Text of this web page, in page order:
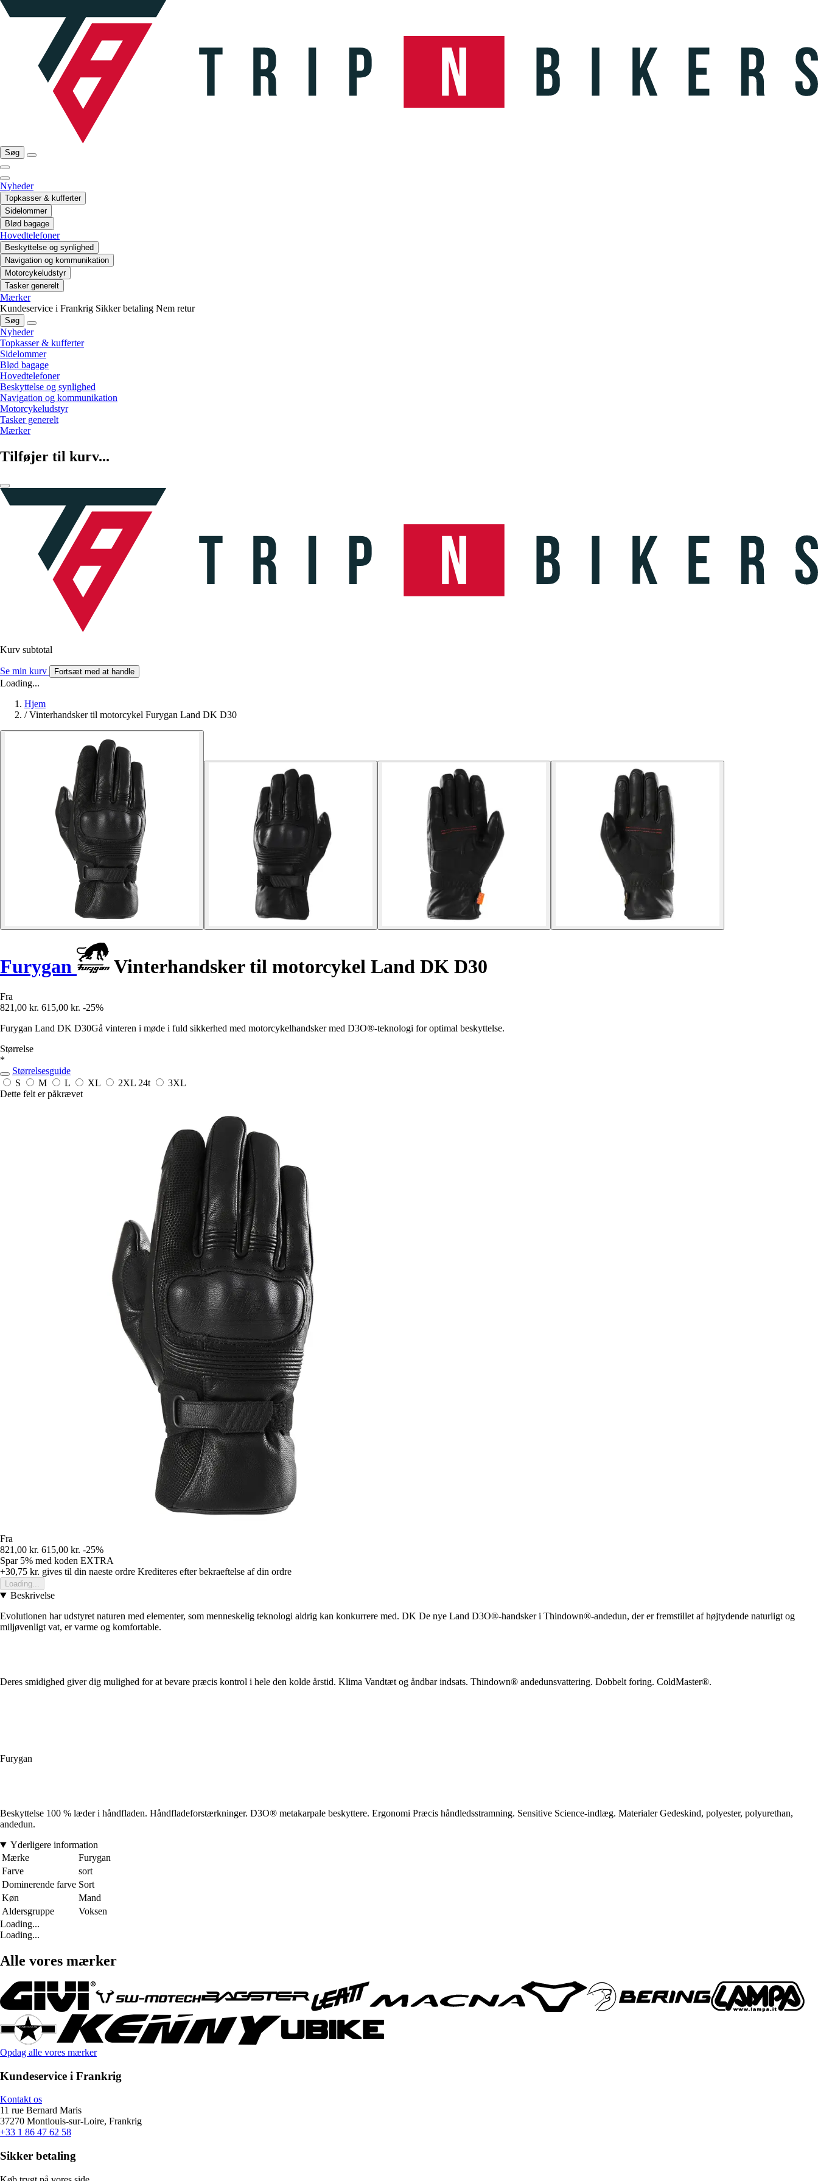
Søg
Nyheder
Topkasser & kufferter
Sidelommer
Blød bagage
Hovedtelefoner
Beskyttelse og synlighed
Navigation og kommunikation
Motorcykeludstyr
Tasker generelt
Mærker
Kundeservice i Frankrig Sikker betaling Nem retur
Søg
Nyheder
Topkasser & kufferter
Sidelommer
Blød bagage
Hovedtelefoner
Beskyttelse og synlighed
Navigation og kommunikation
Motorcykeludstyr
Tasker generelt
Mærker
Tilføjer til kurv...
Kurv subtotal
Se min kurv Fortsæt med at handle
Loading...
Hjem
/ Vinterhandsker til motorcykel Furygan Land DK D30
Furygan Vinterhandsker til motorcykel Land DK D30
Fra
821,00 kr. 615,00 kr. -25%
Furygan Land DK D30Gå vinteren i møde i fuld sikkerhed med motorcykelhandsker med D3O®-teknologi for optimal beskyttelse.
Størrelse
*
Størrelsesguide
S
M L XL 2XL 24t
3XL
Dette felt er påkrævet
Fra
821,00 kr. 615,00 kr. -25%
Spar 5% med koden EXTRA
+30,75 kr. gives til din naeste ordre Krediteres efter bekraeftelse af din ordre
Loading...
Beskrivelse
Evolutionen har udstyret naturen med elementer, som menneskelig teknologi aldrig kan konkurrere med. DK De nye Land D3O®-handsker i Thindown®-andedun, der er fremstillet af højtydende naturligt og
miljøvenligt vat, er varme og komfortable.
Deres smidighed giver dig mulighed for at bevare præcis kontrol i hele den kolde årstid. Klima Vandtæt og åndbar indsats. Thindown® andedunsvattering. Dobbelt foring. ColdMaster®.
Furygan
Beskyttelse 100 % læder i håndfladen. Håndfladeforstærkninger. D3O® metakarpale beskyttere. Ergonomi Præcis håndledsstramning. Sensitive Science-indlæg. Materialer Gedeskind, polyester, polyurethan,
andedun.
Yderligere information
Mærke
Furygan
Farve
sort
Dominerende farve Sort
Køn
Mand
Aldersgruppe
Voksen
Loading...
Loading...
Alle vores mærker
Opdag alle vores mærker
Kundeservice i Frankrig
Kontakt os
11 rue Bernard Maris
37270 Montlouis-sur-Loire, Frankrig
+33 1 86 47 62 58
Sikker betaling